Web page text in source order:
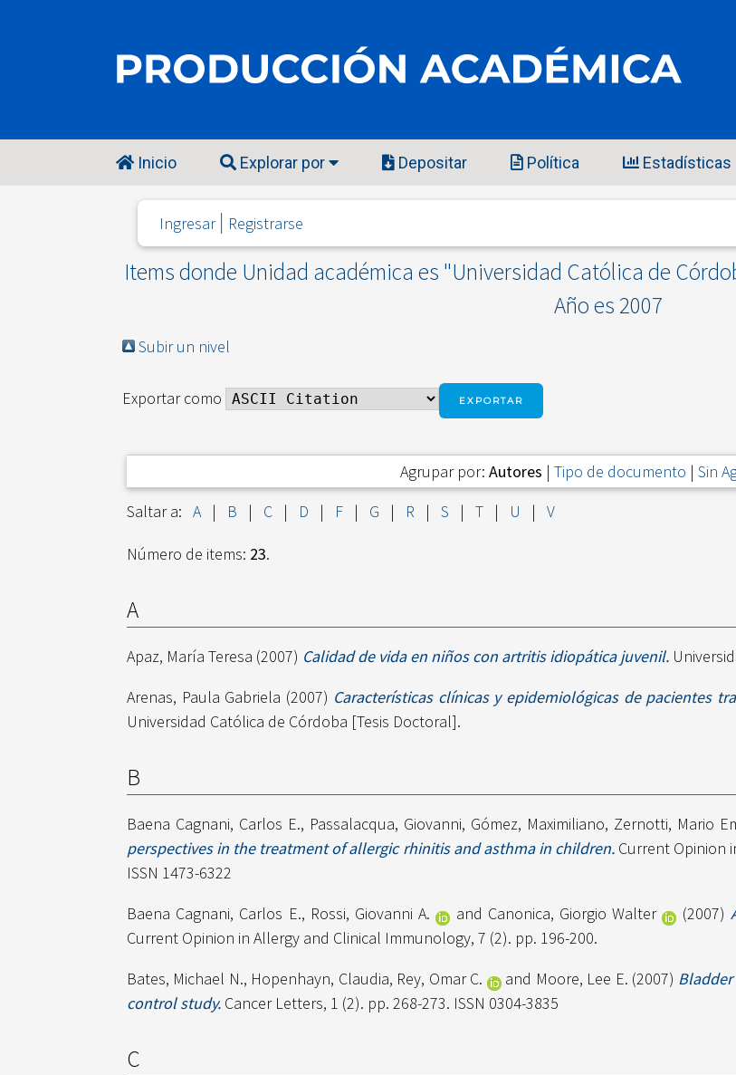
Inicio Explorar por Depositar Política Estadísticas
Ingresar Registrarse
Items donde Unidad académica es "Universidad Católica de
Año es 2007
Subir un nivel
Exportar como
Agrupar por: Autores | Tipo de documento | Sin
Saltar a: A | B | C | D | F | G | R | S | T | U | V
Número de items: 23.
A
Apaz, María Teresa (2007) Calidad de vida en niños con artritis idiopática juvenil.
Arenas, Paula Gabriela (2007) Características clínicas y epidemiológicas de pacientes
Universidad Católica de Córdoba [Tesis Doctoral].
B
Baena Cagnani, Carlos E., Passalacqua, Giovanni, Gómez, Maximiliano, Zernotti, Mario
perspectives in the treatment of allergic rhinitis and asthma in children.Current Opinion
ISSN 1473-6322
Baena Cagnani, Carlos E., Rossi, Giovanni A. and Canonica, Giorgio Walter (2007)
Current Opinion in Allergy and Clinical Immunology, 7 (2). pp. 196-200.
Bates, Michael N., Hopenhayn, Claudia, Rey, Omar C. and Moore, Lee E. (2007)
control study. Cancer Letters, 1 (2). pp. 268-273. ISSN 0304-3835
C